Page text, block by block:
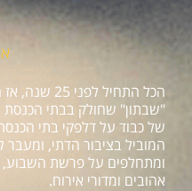
הכל התחיל
"שבתון" שחולק בבתי הכנסת
של כבוד על דלפקי בתי
המוביל בציבור הדתי, ומעבר
ומתחלפים על פרשת השבוע,
אהובים ומדורי אירוח.